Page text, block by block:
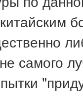
самого